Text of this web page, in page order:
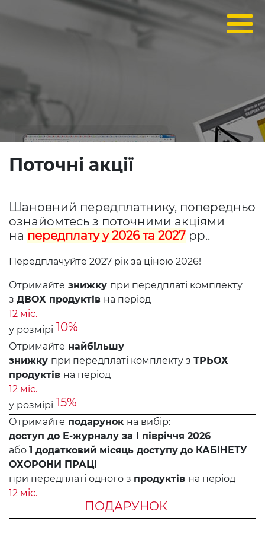
Поточні акції
Шановний передплатнику, попередньо
ознайомтесь з поточними акціями
на передплату у 2026 та 2027 рр..
Передплачуйте 2027 рік за ціною 2026!
Отримайте знижку при передплаті комплекту
з ДВОХ продуктів на період
12 міс.
у розмірі 10%
Отримайте найбільшу
знижку при передплаті комплекту з ТРЬОХ
продуктів на період
12 міс.
у розмірі 15%
Отримайте подарунок на вибір:
доступ до Е-журналу за I півріччя 2026
або 1 додатковий місяць доступу до КАБІНЕТУ
ОХОРОНИ ПРАЦІ
при передплаті одного з продуктів на період
12 міс.
ПОДАРУНОК